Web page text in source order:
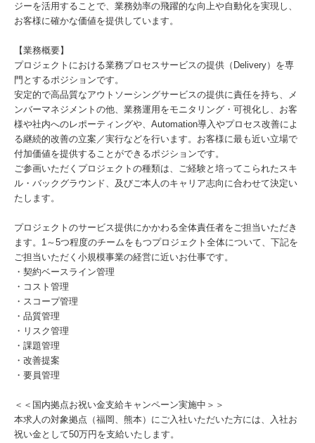
ジーを活用することで、業務効率の飛躍的な向上や自動化を実現し、
お客様に確かな価値を提供しています。
【業務概要】
プロジェクトにおける業務プロセスサービスの提供（Delivery）を専
門とするポジションです。
安定的で高品質なアウトソーシングサービスの提供に責任を持ち、メ
ンバーマネジメントの他、業務運用をモニタリング・可視化し、お客
様や社内へのレポーティングや、Automation導入やプロセス改善によ
る継続的改善の立案／実行などを行います。お客様に最も近い立場で
付加価値を提供することができるポジションです。
ご参画いただくプロジェクトの種類は、ご経験と培ってこられたスキ
ル・バックグラウンド、及びご本人のキャリア志向に合わせて決定い
たします。
プロジェクトのサービス提供にかかわる全体責任者をご担当いただき
ます。1～5つ程度のチームをもつプロジェクト全体について、下記を
ご担当いただく小規模事業の経営に近いお仕事です。
・契約ベースライン管理
・コスト管理
・スコープ管理
・品質管理
・リスク管理
・課題管理
・改善提案
・要員管理
＜＜国内拠点お祝い金支給キャンペーン実施中＞＞
本求人の対象拠点（福岡、熊本）にご入社いただいた方には、入社お
祝い金として50万円を支給いたします。